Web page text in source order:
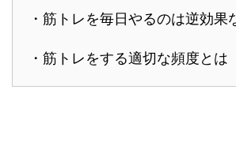
・筋トレを毎日やるのは逆効果
・筋トレをする適切な頻度とは